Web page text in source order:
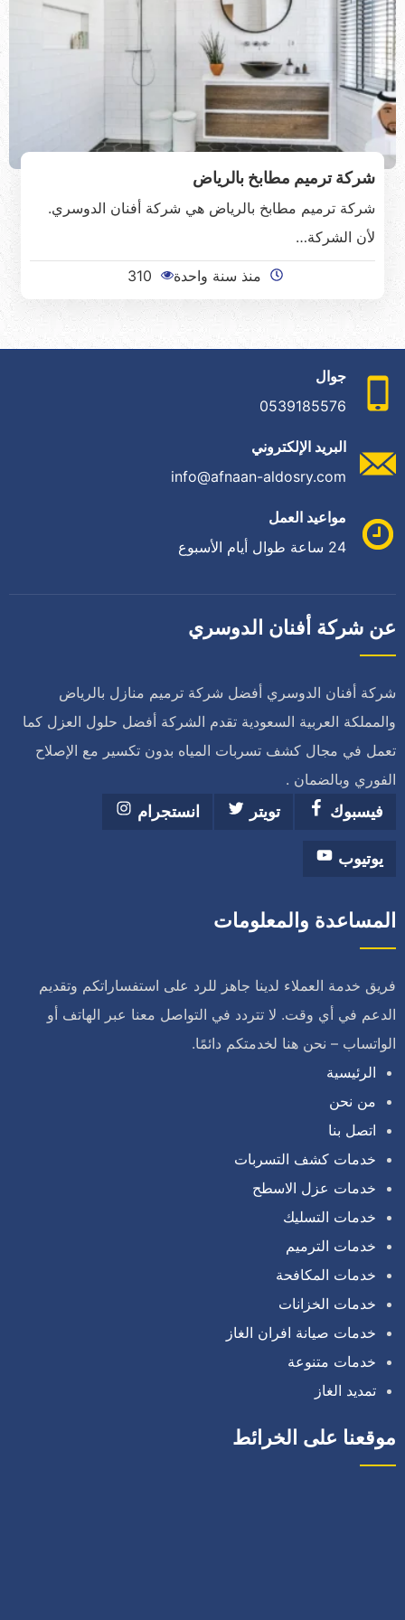
شركة ترميم مطابخ بالرياض
شركة ترميم مطابخ بالرياض هي شركة أفنان الدوسري.
لأن الشركة…
منذ سنة واحدة 310
جوال
0539185576
البريد الإلكتروني
info@afnaan-aldosry.com
مواعيد العمل
24 ساعة طوال أيام الأسبوع
عن شركة أفنان الدوسري
شركة أفنان الدوسري أفضل شركة ترميم منازل بالرياض
والمملكة العربية السعودية تقدم الشركة أفضل حلول العزل كما
تعمل في مجال كشف تسربات المياه بدون تكسير مع الإصلاح
الفوري وبالضمان .
فيسبوك
تويتر انستجرام
يوتيوب
المساعدة والمعلومات
فريق خدمة العملاء لدينا جاهز للرد على استفساراتكم وتقديم
الدعم في أي وقت. لا تتردد في التواصل معنا عبر الهاتف أو
الواتساب – نحن هنا لخدمتكم دائمًا.
الرئيسية
من نحن
اتصل بنا
خدمات كشف التسربات
خدمات عزل الاسطح
خدمات التسليك
خدمات الترميم
خدمات المكافحة
خدمات الخزانات
خدمات صيانة افران الغاز
خدمات متنوعة
تمديد الغاز
موقعنا على الخرائط